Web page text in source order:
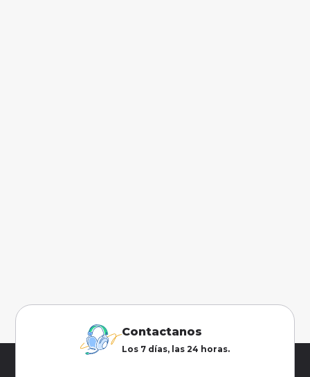
Contactanos
Los 7 días, las 24 horas.